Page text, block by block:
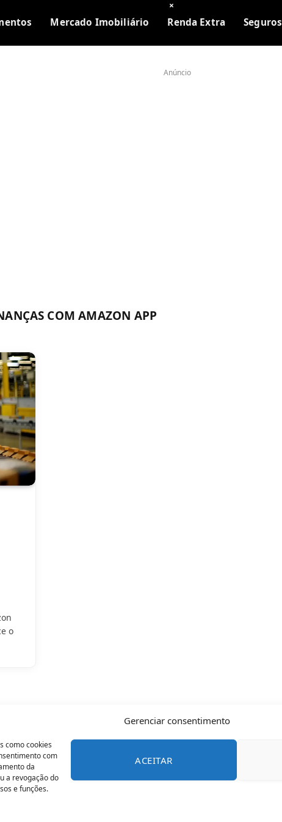
Gerenciar consentimento
como cookies
com
da
a revogação do
e funções.
ACEITAR
Mercado Imobiliário Renda Extra Seguros
Anúncio
COM AMAZON APP
o
×
CONTATO SOBRE NÓS